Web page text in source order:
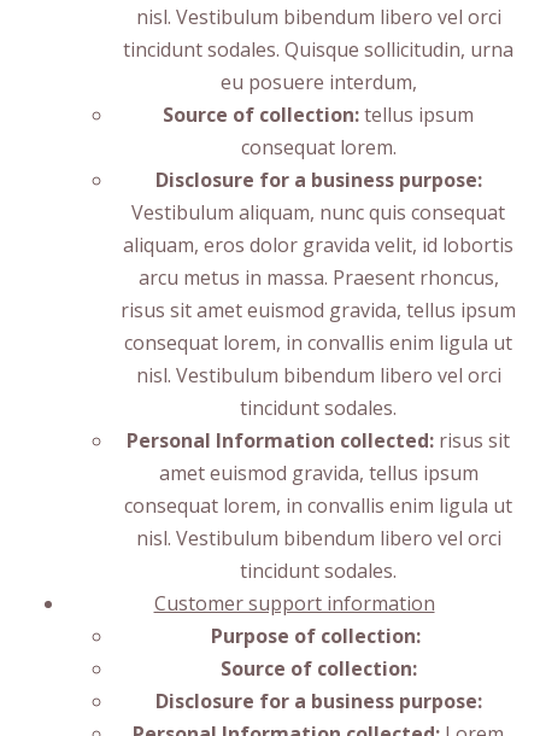
nisl. Vestibulum bibendum libero vel orci
tincidunt sodales. Quisque sollicitudin, urna
eu posuere interdum,
Source of collection:tellus ipsum
consequat lorem.
Disclosure for a business purpose:
Vestibulum aliquam, nunc quis consequat
aliquam, eros dolor gravida velit, id lobortis
arcu metus in massa. Praesent rhoncus,
risus sit amet euismod gravida, tellus ipsum
consequat lorem, in convallis enim ligula ut
nisl. Vestibulum bibendum libero vel orci
tincidunt sodales.
Personal Information collected: risus sit
amet euismod gravida, tellus ipsum
consequat lorem, in convallis enim ligula ut
nisl. Vestibulum bibendum libero vel orci
tincidunt sodales.
Customer support information
Purpose of collection:
Source of collection:
Disclosure for a business purpose: